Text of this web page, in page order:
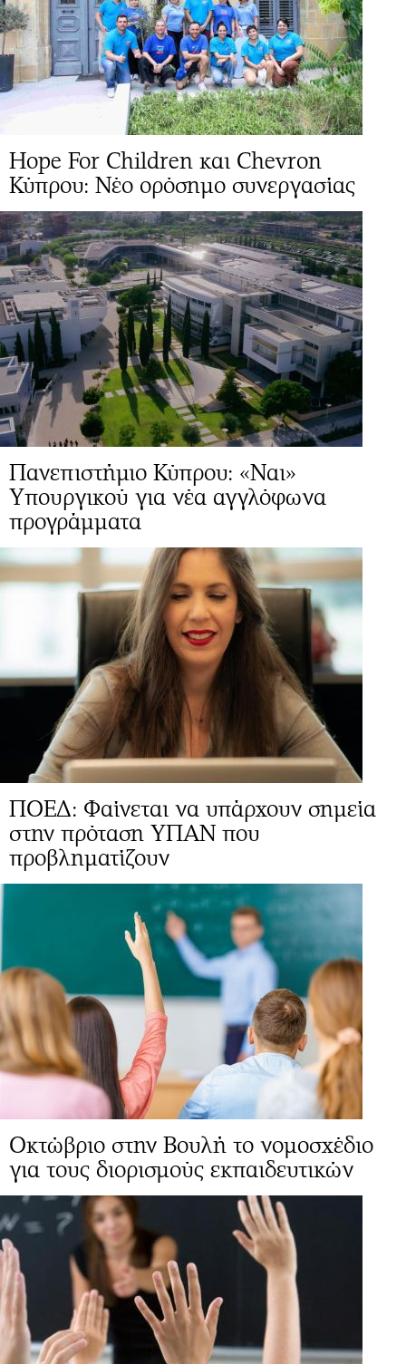
Hope For Children και Chevron
Κύπρου: Νέο ορόσημο συνεργασίας
Πανεπιστήμιο Κύπρου: «Ναι»
Yπουργικού για νέα αγγλόφωνα
προγράμματα
ΠΟΕΔ: Φαίνεται να υπάρχουν σημεία
στην πρόταση ΥΠΑΝ που
προβληματίζουν
Οκτώβριο στην Βουλή το νομοσχέδιο
για τους διορισμούς εκπαιδευτικών